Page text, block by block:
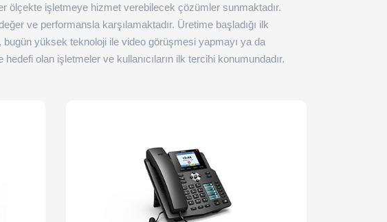
ölçekte işletmeye hizmet verebilecek çözümler sunmaktadır.
ve performansla karşılamaktadır. Üretime başladığı ilk
yüksek teknoloji ile video görüşmesi yapmayı ya da
olan işletmeler ve kullanıcıların ilk tercihi konumundadır.